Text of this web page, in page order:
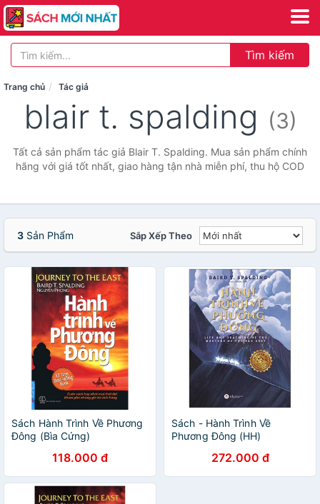
Tìm kiếm
Trang chủ Tác giả
blair t. spalding (3)
Tất cả sản phẩm tác giả Blair T. Spalding. Mua sản phẩm chính
hãng với giá tốt nhất, giao hàng tận nhà miễn phí, thu hộ COD
3 Sản Phẩm Sắp Xếp Theo
Sách Hành Trình Về Phương
Đông (Bìa Cứng)
118.000 đ
Sách - Hành Trình Về
Phương Đông (HH)
272.000 đ